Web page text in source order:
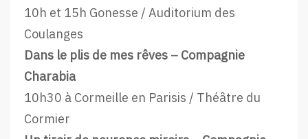
10h et 15h Gonesse / Auditorium des
Coulanges
Dans le plis de mes rêves – Compagnie
Charabia
10h30 à Cormeille en Parisis / Théâtre du
Cormier